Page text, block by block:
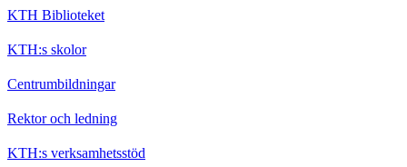
KTH Biblioteket
KTH:s skolor
Centrumbildningar
Rektor och ledning
KTH:s verksamhetsstöd